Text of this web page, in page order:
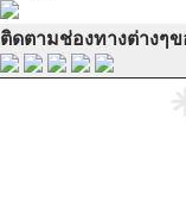
ติดตามช่องทางต่างๆข